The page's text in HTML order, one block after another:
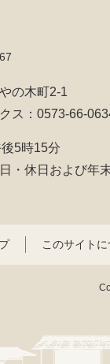
の木町2-1
ス：0573-66-
5時15分
・休日および年
このサイトに